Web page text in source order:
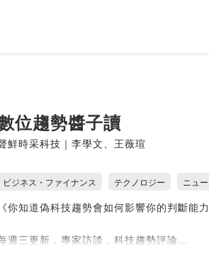
位趨勢醬子讀
鮮時采科技｜李學文、王薇瑄
ビジネス・ファイナンス テクノロジー ニュ
《你知道偽科技趨勢會如何影響你的判斷能力
週三更新．專家訪談．科技趨勢評論